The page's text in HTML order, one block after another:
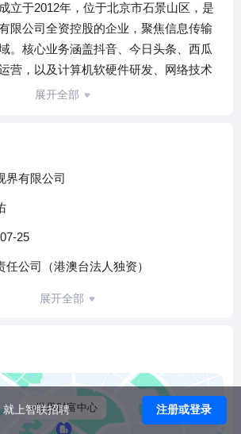
立于2012年，位于北京市石景山区，是
限公司全资控股的企业，聚焦信息传输
。核心业务涵盖抖音、今日头条、西瓜
营，以及计算机软硬件研发、网络技术
中视频与个性化推荐引擎，连接人与信
旗下抖音平台全球月活用户超19亿，构
与内容分发网络。团队倡导技术极致、
品体验，持续提升平台效率与用户价
，致力于为全球用户提供更优质的信息
待与热爱互联网、追求创新的人才共同
展开全部
界有限公司
25
任公司（港澳台法人独资）
展开全部
e世界财富中心
就上智联招聘 注册或登录